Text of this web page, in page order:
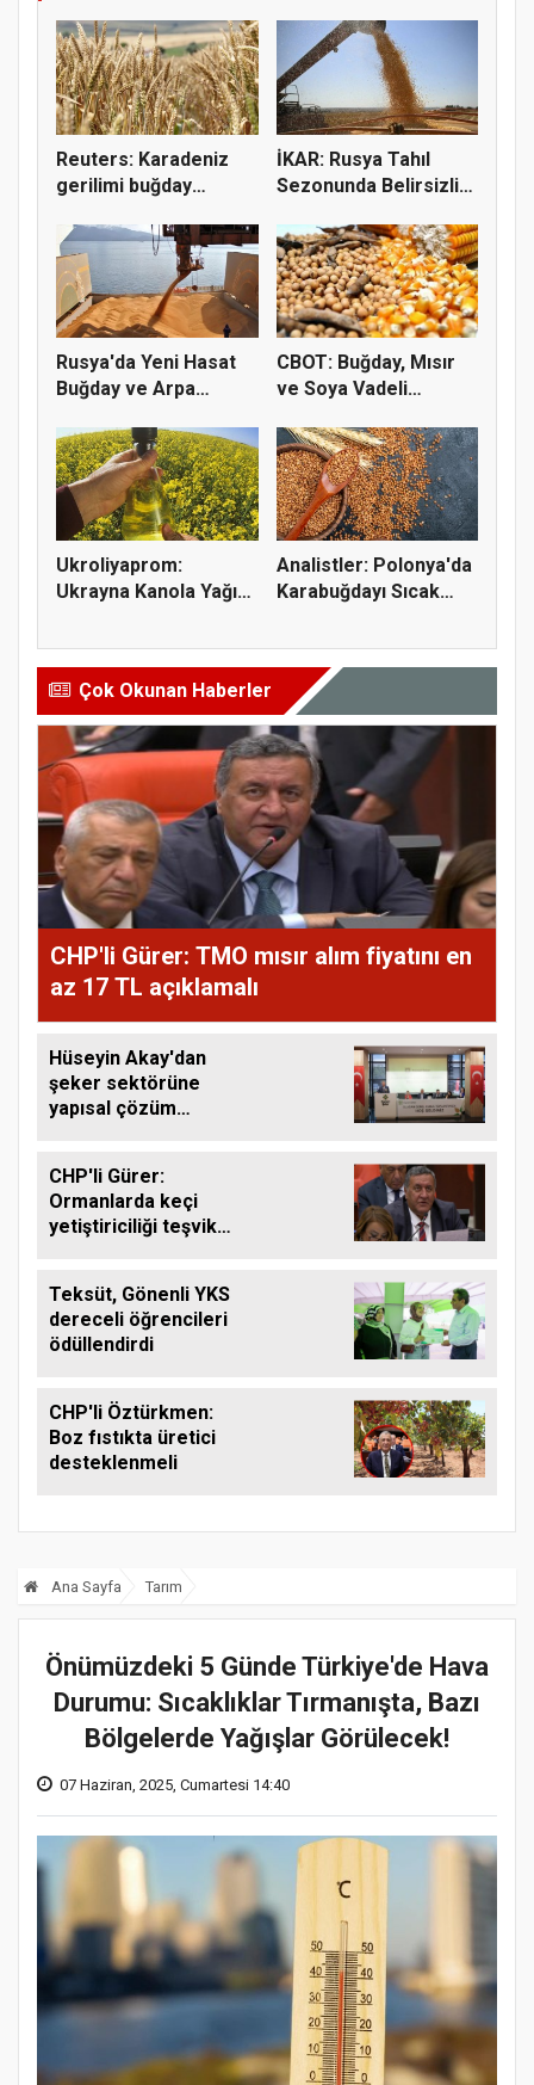
Reuters: Karadeniz
gerilimi buğday
İKAR: Rusya Tahıl
Sezonunda Belirsizlik
Rusya'da Yeni Hasat
Buğday ve Arpa
CBOT: Buğday, Mısır
ve Soya Vadeli
Ukroliyaprom:
Ukrayna Kanola Yağı
Analistler: Polonya'da
Karabuğdayı Sıcak
Çok Okunan Haberler
CHP'li Gürer: TMO mısır alım fiyatını en
az 17 TL açıklamalı
Hüseyin Akay'dan
şeker sektörüne
yapısal çözüm
CHP'li Gürer:
Ormanlarda keçi
yetiştiriciliği teşvik
Teksüt, Gönenli YKS
dereceli öğrencileri
ödüllendirdi
CHP'li Öztürkmen:
Boz fıstıkta üretici
desteklenmeli
Ana Sayfa Tarım
Önümüzdeki 5 Günde Türkiye'de Hava
Durumu: Sıcaklıklar Tırmanışta, Bazı
Bölgelerde Yağışlar Görülecek!
07 Haziran, 2025, Cumartesi 14:40